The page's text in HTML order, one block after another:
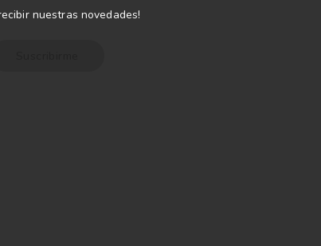
nuestras novedades!